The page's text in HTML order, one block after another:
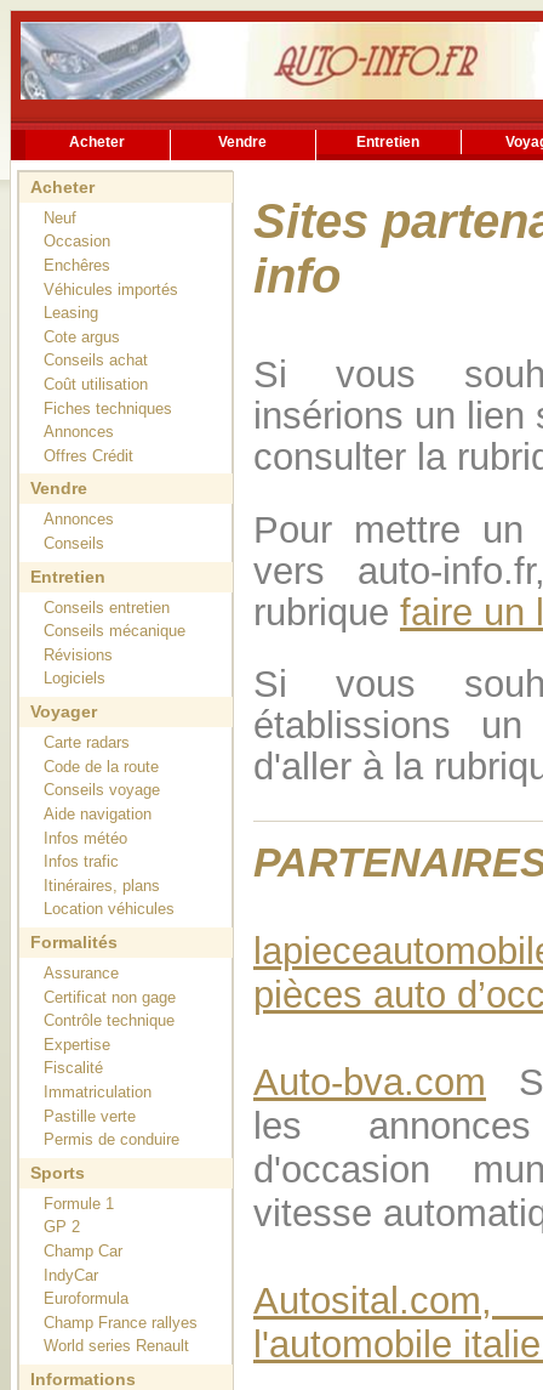
Acheter Vendre Entretien
Acheter
Neuf
Occasion
Enchêres
Véhicules importés
Leasing
Cote argus
Conseils achat
Coût utilisation
Fiches techniques
Annonces
Offres Crédit
Vendre
Annonces
Conseils
Entretien
Conseils entretien
Conseils mécanique
Révisions
Logiciels
Voyager
Carte radars
Code de la route
Conseils voyage
Aide navigation
Infos météo
Infos trafic
Itinéraires, plans
Location véhicules
Formalités
Assurance
Certificat non gage
Contrôle technique
Expertise
Fiscalité
Immatriculation
Pastille verte
Permis de conduire
Sports
Formule 1
GP 2
Champ Car
IndyCar
Euroformula
Champ France rallyes
World series Renault
Informations
Sites
info
Si vous
insérions un lien
consulter la
Pour mettre
vers auto-
rubrique faire un
Si vous
établissions
d'aller à la
pièces auto
Auto-bva.com
les
d'occasion
vitesse
l'automobile